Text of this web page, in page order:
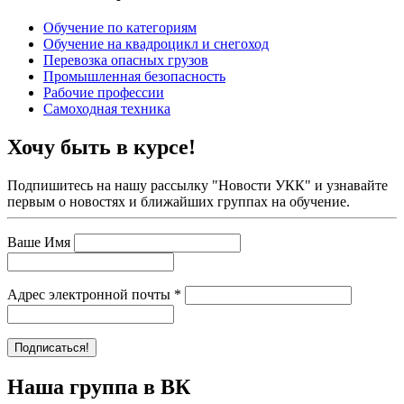
Обучение по категориям
Обучение на квадроцикл и снегоход
Перевозка опасных грузов
Промышленная безопасность
Рабочие профессии
Самоходная техника
Хочу быть в курсе!
Подпишитесь на нашу рассылку "Новости УКК" и узнавайте
первым о новостях и ближайших группах на обучение.
Ваше Имя
Адрес электронной почты *
Наша группа в ВК